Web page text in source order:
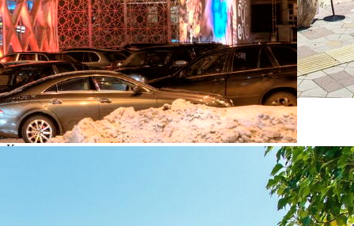
Основная информация
Компания